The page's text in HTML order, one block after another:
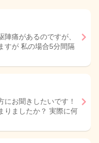
痛があるのですが、
すが 私の場合5分間隔
お聞きしたいです！
りましたか？ 実際に何